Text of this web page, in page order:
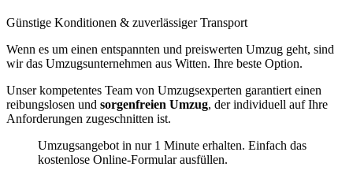
Günstige Konditionen & zuverlässiger Transport
Wenn es um einen entspannten und preiswerten Umzug geht, sind
wir das Umzugsunternehmen aus Witten. Ihre beste Option.
Unser kompetentes Team von Umzugsexperten garantiert einen
reibungslosen und sorgenfreien Umzug, der individuell auf Ihre
Anforderungen zugeschnitten ist.
Umzugsangebot in nur 1 Minute erhalten. Einfach das
kostenlose Online-Formular ausfüllen.